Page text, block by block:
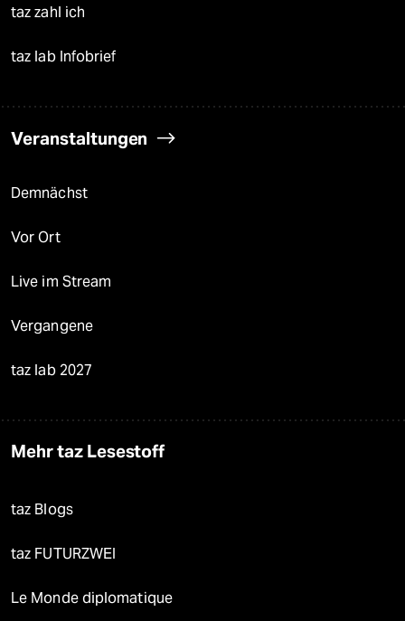
taz zahl ich
taz lab Infobrief
Veranstaltungen
Demnächst
Vor Ort
Live im Stream
Vergangene
taz lab 2027
Mehr taz Lesestoff
taz Blogs
taz FUTURZWEI
Le Monde diplomatique